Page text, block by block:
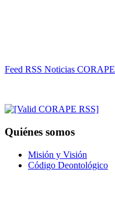
Feed RSS Noticias CORAPE
Quiénes somos
Misión y Visión
Código Deontológico